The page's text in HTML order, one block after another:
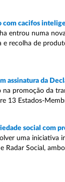
com cacifos
entrou numa
e recolha de
assinatura da
na promoção da
13 Estados-
social com
uma iniciativa
Radar Social,